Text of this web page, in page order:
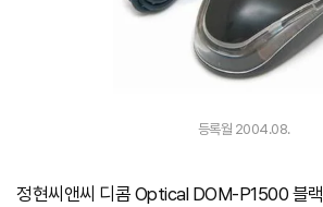
등록월 2004.08.
정현씨앤씨 디콤 Optical DOM-P1500 블랙